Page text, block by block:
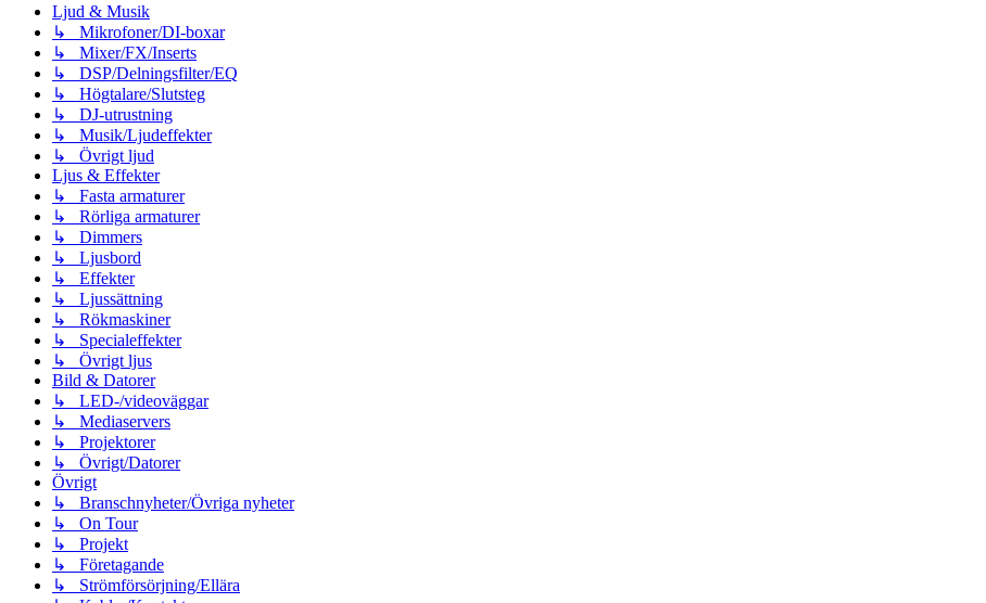
Ljud & Musik
↳ Mikrofoner/DI-boxar
↳ Mixer/FX/Inserts
↳ DSP/Delningsfilter/EQ
↳ Högtalare/Slutsteg
↳ DJ-utrustning
↳ Musik/Ljudeffekter
↳ Övrigt ljud
Ljus & Effekter
↳ Fasta armaturer
↳ Rörliga armaturer
↳ Dimmers
↳ Ljusbord
↳ Effekter
↳ Ljussättning
↳ Rökmaskiner
↳ Specialeffekter
↳ Övrigt ljus
Bild & Datorer
↳ LED-/videoväggar
↳ Mediaservers
↳ Projektorer
↳ Övrigt/Datorer
Övrigt
↳ Branschnyheter/Övriga nyheter
↳ On Tour
↳ Projekt
↳ Företagande
↳ Strömförsörjning/Ellära